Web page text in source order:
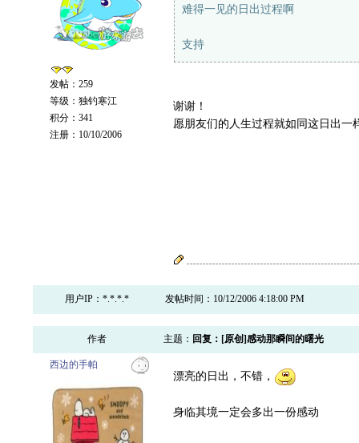
发帖：259
等级：独钓寒江
积分：341
注册：10/10/2006
难得一见的日出过程啊
支持
谢谢！
愿朋友们的人生过程就如同这日出一
用户IP：*.*.*.* 发帖时间：10/12/2006 4:18:00 PM
作者 主题： 回复：[原创]感动那瞬间的曙光
西边的手帕
漂亮的日出，不错，
身临其境一定会多出一份感动